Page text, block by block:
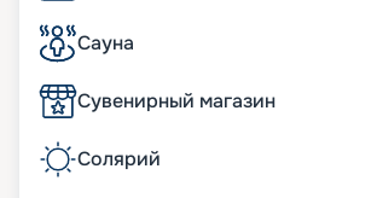
Сауна
Сувенирный магазин
Солярий